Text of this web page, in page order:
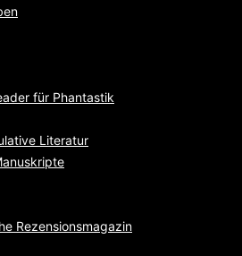
für Phantastik
Literatur
Rezensionsmagazin